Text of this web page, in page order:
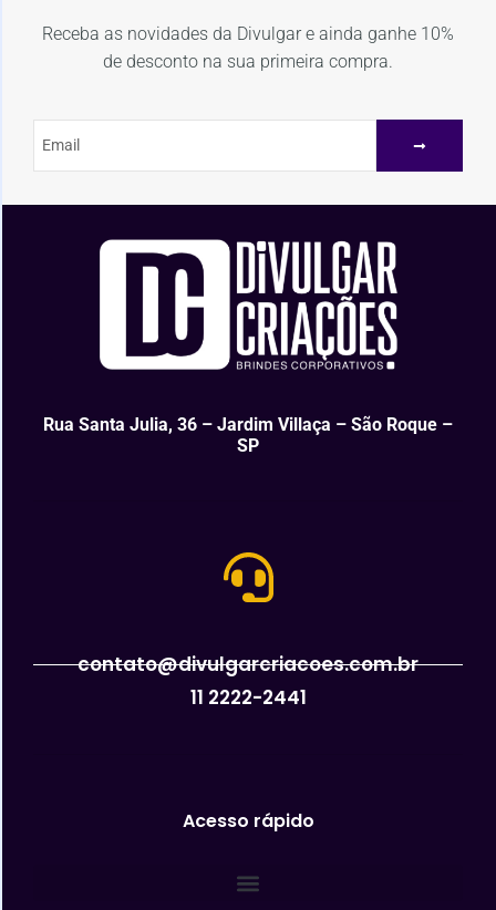
Receba as novidades da Divulgar e ainda ganhe 10%
de desconto na sua primeira compra.
Rua Santa Julia, 36 – Jardim Villaça – São Roque –
SP
contato@divulgarcriacoes.com.br
11 2222-2441
Acesso rápido